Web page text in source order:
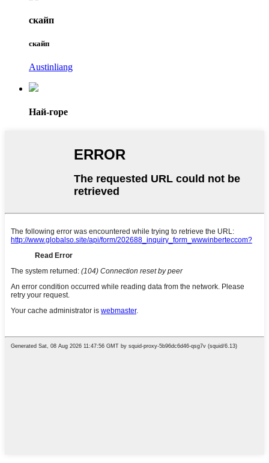
скайп
скайп
Austinliang
Най-горе